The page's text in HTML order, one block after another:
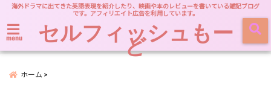
海外ドラマに出てきた英語表現を紹介したり、映画や本のレビューを書いている雑記ブログ
です。アフィリエイト広告を利用しています。
menu セルフィッシュもー
ど
ホーム